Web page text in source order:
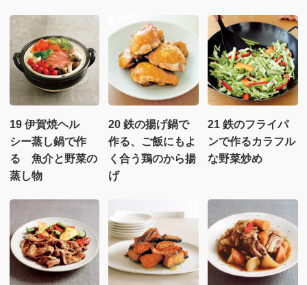
19 伊賀焼ヘル
シー蒸し鍋で作
る 魚介と野菜の
蒸し物
20 鉄の揚げ鍋で
作る、ご飯にもよ
く合う鶏のから揚
げ
21 鉄のフライパ
ンで作るカラフル
な野菜炒め